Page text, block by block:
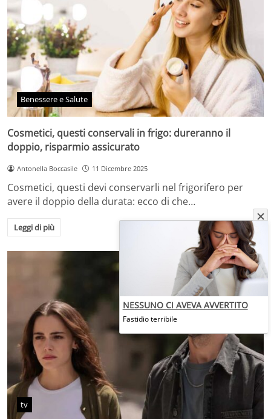
Benessere e Salute
Cosmetici, questi conservali in frigo: dureranno il
doppio, risparmio assicurato
Antonella Boccasile 11 Dicembre 2025
Cosmetici, questi devi conservarli nel frigorifero per
avere il doppio della durata: ecco di che…
Leggi di più
tv
NESSUNO CI AVEVA AVVERTITO
Fastidio terribile